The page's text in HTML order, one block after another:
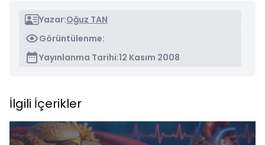
Yazar:Oğuz TAN
Görüntülenme:
Yayınlanma Tarihi:12 Kasım 2008
İlgili İçerikler